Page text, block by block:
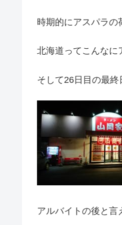
時期的にアスパラの
北海道ってこんなに
そして26日目の最
アルバイトの後と言